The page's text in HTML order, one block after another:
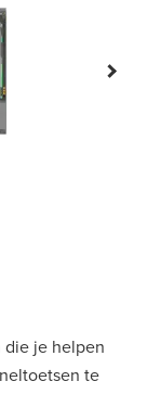
die je helpen
te